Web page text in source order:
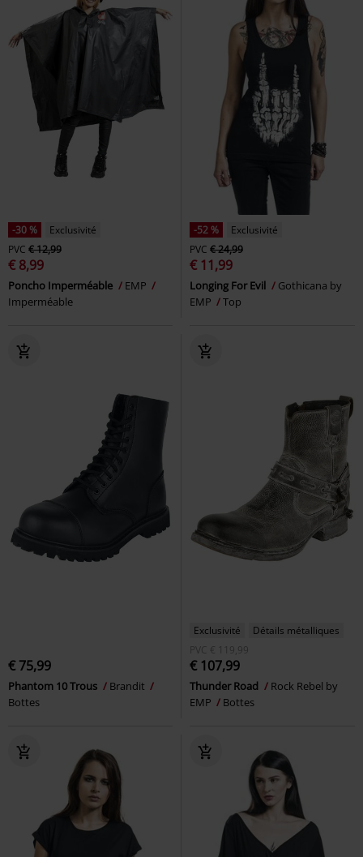
-30 %
Exclusivité
PVC € 12,99
€ 8,99
Poncho Imperméable
EMP
Imperméable
-52 %
Exclusivité
PVC € 24,99
€ 11,99
Longing For Evil
Gothicana by
EMP
Top
€ 75,99
Phantom 10 Trous
Brandit
Bottes
Exclusivité
Détails métalliques
PVC € 119,99
€ 107,99
Thunder Road
Rock Rebel by
EMP
Bottes